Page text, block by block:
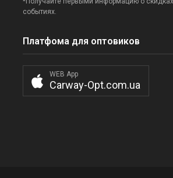
событиях.
Платфома для оптовиков
WEB App
Carway-Opt.com.ua